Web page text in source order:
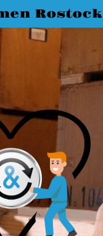
Rostock